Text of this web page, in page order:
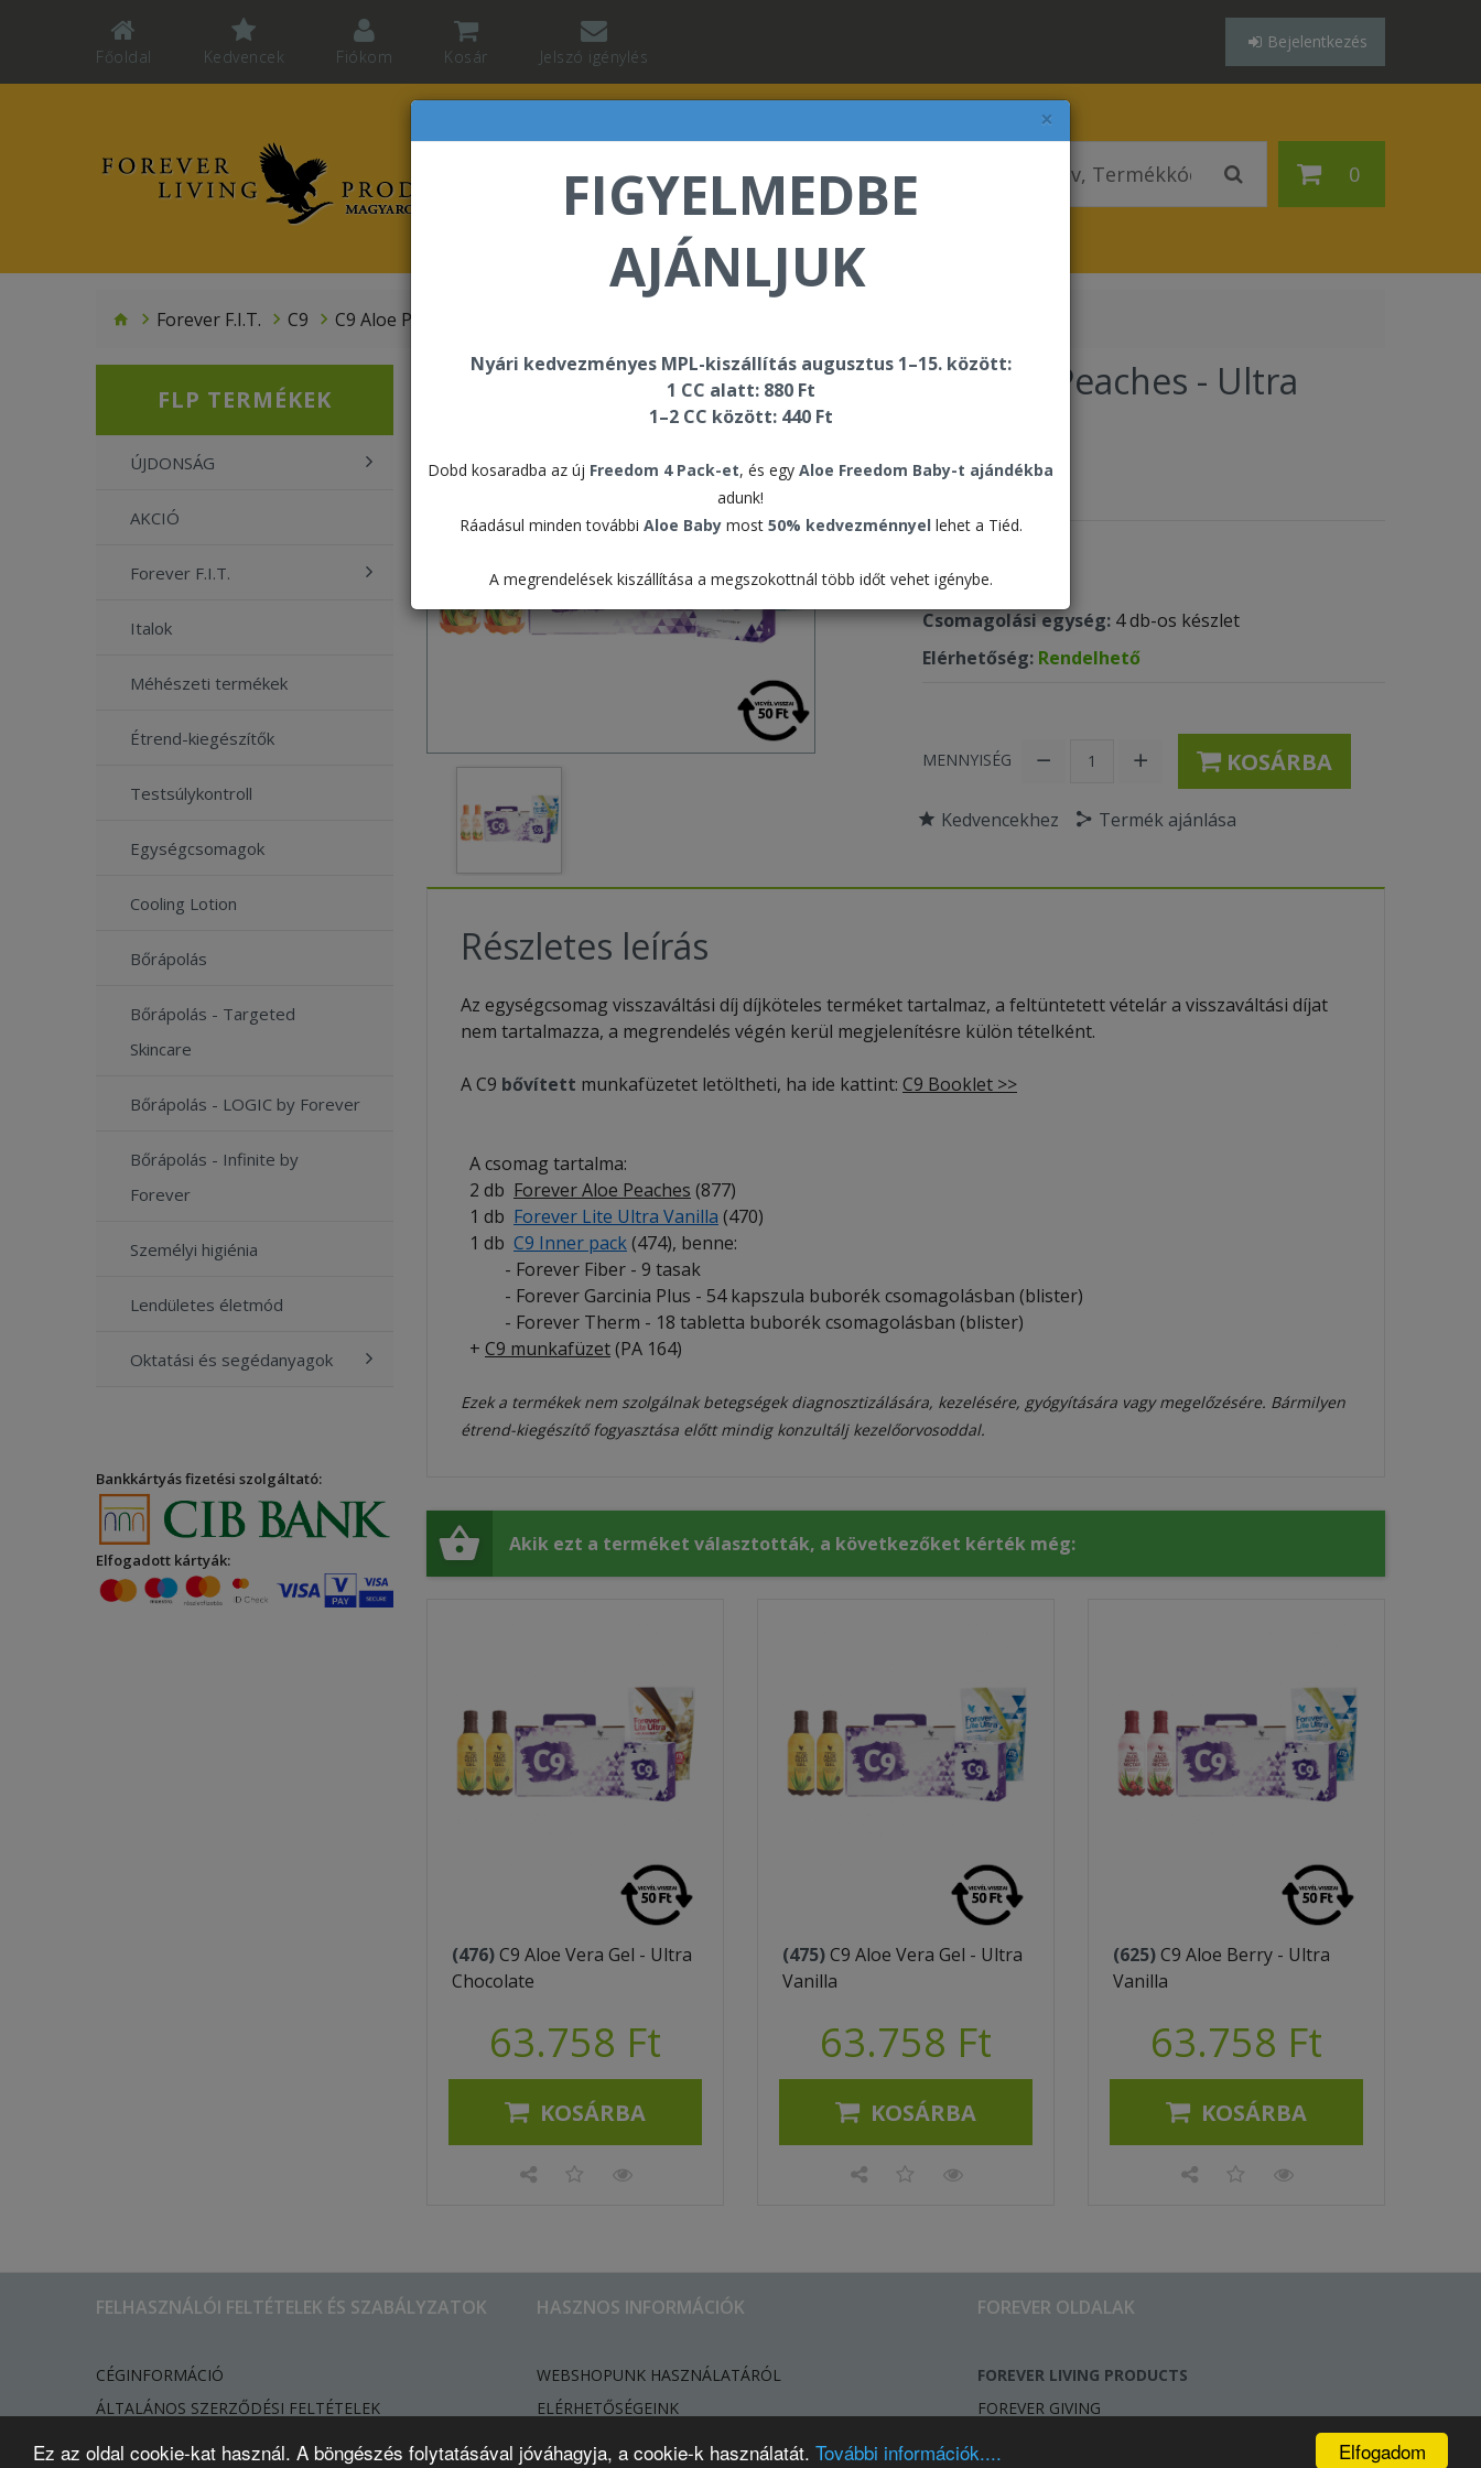
Elfogadom
Ez az oldal cookie-kat használ. A böngészés folytatásával jóváhagyja, a cookie-k használatát. További információk....
×
FIGYELMEDBE
AJÁNLJUK
Nyári kedvezményes MPL-kiszállítás augusztus 1–15. között:
1 CC alatt: 880 Ft
1–2 CC között: 440 Ft
Dobd kosaradba az új Freedom 4 Pack-et, és egy Aloe Freedom Baby-t ajándékba
adunk!
Ráadásul minden további Aloe Babymost 50% kedvezménnyel lehet a Tiéd.
A megrendelések kiszállítása a megszokottnál több időt vehet igénybe.
Főoldal Kedvencek Fiókom Kosár Jelszó igénylés
Bejelentkezés
0
Forever F.I.T. C9 C9 Aloe Peaches - Ultra Vanilla
FLP TERMÉKEK
ÚJDONSÁG
AKCIÓ
Forever F.I.T.
Italok
Méhészeti termékek
Étrend-kiegészítők
Testsúlykontroll
Egységcsomagok
Cooling Lotion
Bőrápolás
Bőrápolás - Targeted
Skincare
Bőrápolás - LOGIC by Forever
Bőrápolás - Infinite by
Forever
Személyi higiénia
Lendületes életmód
Oktatási és segédanyagok
Bankkártyás fizetési szolgáltató:
Elfogadott kártyák:
C9 Aloe Peaches - Ultra
63.758 Ft
Pontérték:
Csomagolási egység: 4 db-os készlet
Elérhetőség: Rendelhető
MENNYISÉG KOSÁRBA
Kedvencekhez Termék ajánlása
Részletes leírás
Az egységcsomag visszaváltási díj díjköteles terméket tartalmaz, a feltüntetett vételár a visszaváltási díjat
nem tartalmazza, a megrendelés végén kerül megjelenítésre külön tételként.
A C9 bővített munkafüzetet letöltheti, ha ide kattint: C9 Booklet >>
A csomag tartalma:
2 db Forever Aloe Peaches (877)
1 db Forever Lite Ultra Vanilla (470)
1 db C9 Inner pack(474), benne:
- Forever Fiber - 9 tasak
- Forever Garcinia Plus - 54 kapszula buborék csomagolásban (blister)
- Forever Therm - 18 tabletta buborék csomagolásban (blister)
+ C9 munkafüzet(PA 164)
Ezek a termékek nem szolgálnak betegségek diagnosztizálására, kezelésére, gyógyítására vagy megelőzésére. Bármilyen
étrend-kiegészítő fogyasztása előtt mindig konzultálj kezelőorvosoddal.
Akik ezt a terméket választották, a következőket kérték még:
(476)C9 Aloe Vera Gel - Ultra
Chocolate
63.758 Ft
KOSÁRBA
(475)C9 Aloe Vera Gel - Ultra
Vanilla
63.758 Ft
KOSÁRBA
(625)C9 Aloe Berry - Ultra
Vanilla
63.758 Ft
KOSÁRBA
FELHASZNÁLÓI FELTÉTELEK ÉS SZABÁLYZATOK
CÉGINFORMÁCIÓ
ÁLTALÁNOS SZERZŐDÉSI FELTÉTELEK
HASZNOS INFORMÁCIÓK
WEBSHOPUNK HASZNÁLATÁRÓL
ELÉRHETŐSÉGEINK
FOREVER OLDALAK
FOREVER LIVING PRODUCTS
FOREVER GIVING